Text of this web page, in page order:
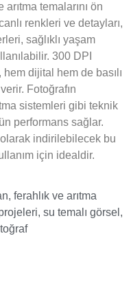
temalarını ön
renkleri ve detayları,
sağlıklı yaşam
300 DPI
dijital hem de basılı
Fotoğrafın
sistemleri gibi teknik
performans sağlar.
indirilebilecek bu
için idealdir.
, ferahlık ve arıtma
, su temalı görsel ,